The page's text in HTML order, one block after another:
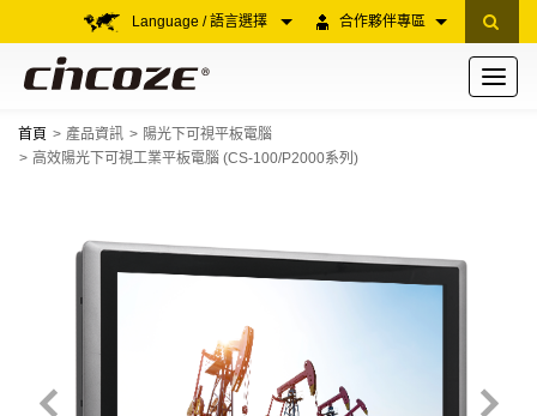
合作夥伴專區
Language / 語言選擇
Toggle
首頁 產品資訊
陽光下可視平板電腦
高效陽光下可視工業平板電腦 (CS-100/P2000系列)